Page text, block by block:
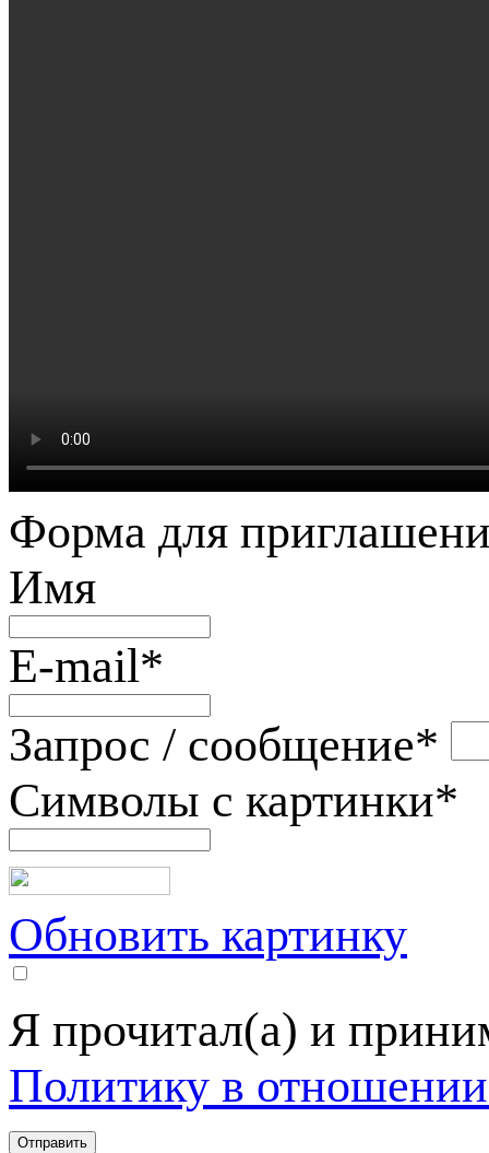
Форма для
Имя
E-mail*
Запрос / сообщение*
Символы с картинки*
Обновить картинку
Я прочитал(а) и
Политику в